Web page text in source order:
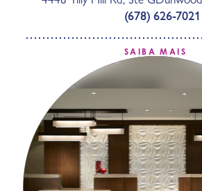
(678) 626-7021
SAIBA MAIS